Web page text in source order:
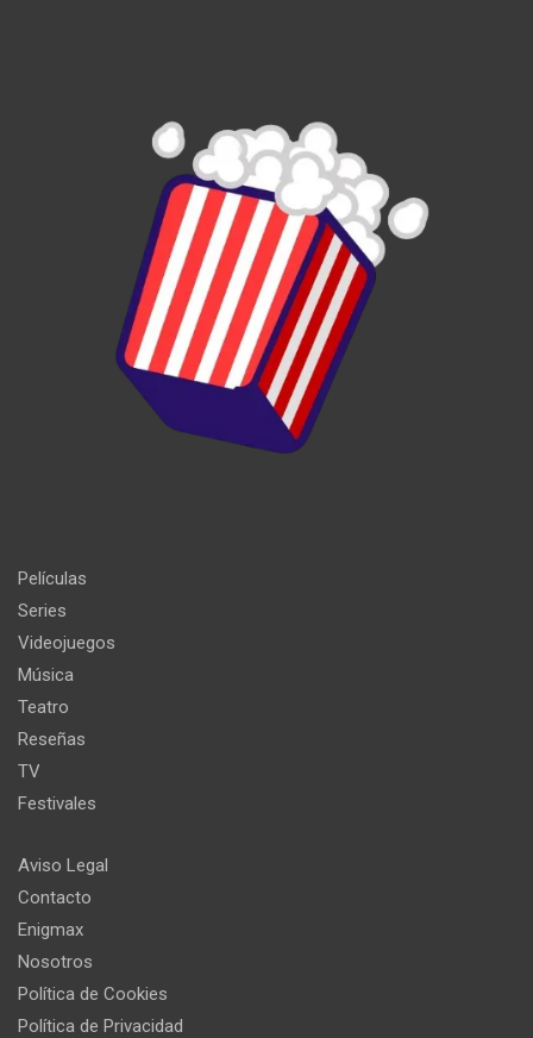
Películas
Series
Videojuegos
Música
Teatro
Reseñas
TV
Festivales
Aviso Legal
Contacto
Enigmax
Nosotros
Política de Cookies
Política de Privacidad